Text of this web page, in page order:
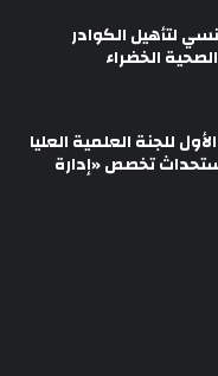
لتأهيل الكوادر
الخضراء
للجنة العلمية العليا
تخصص «إدارة